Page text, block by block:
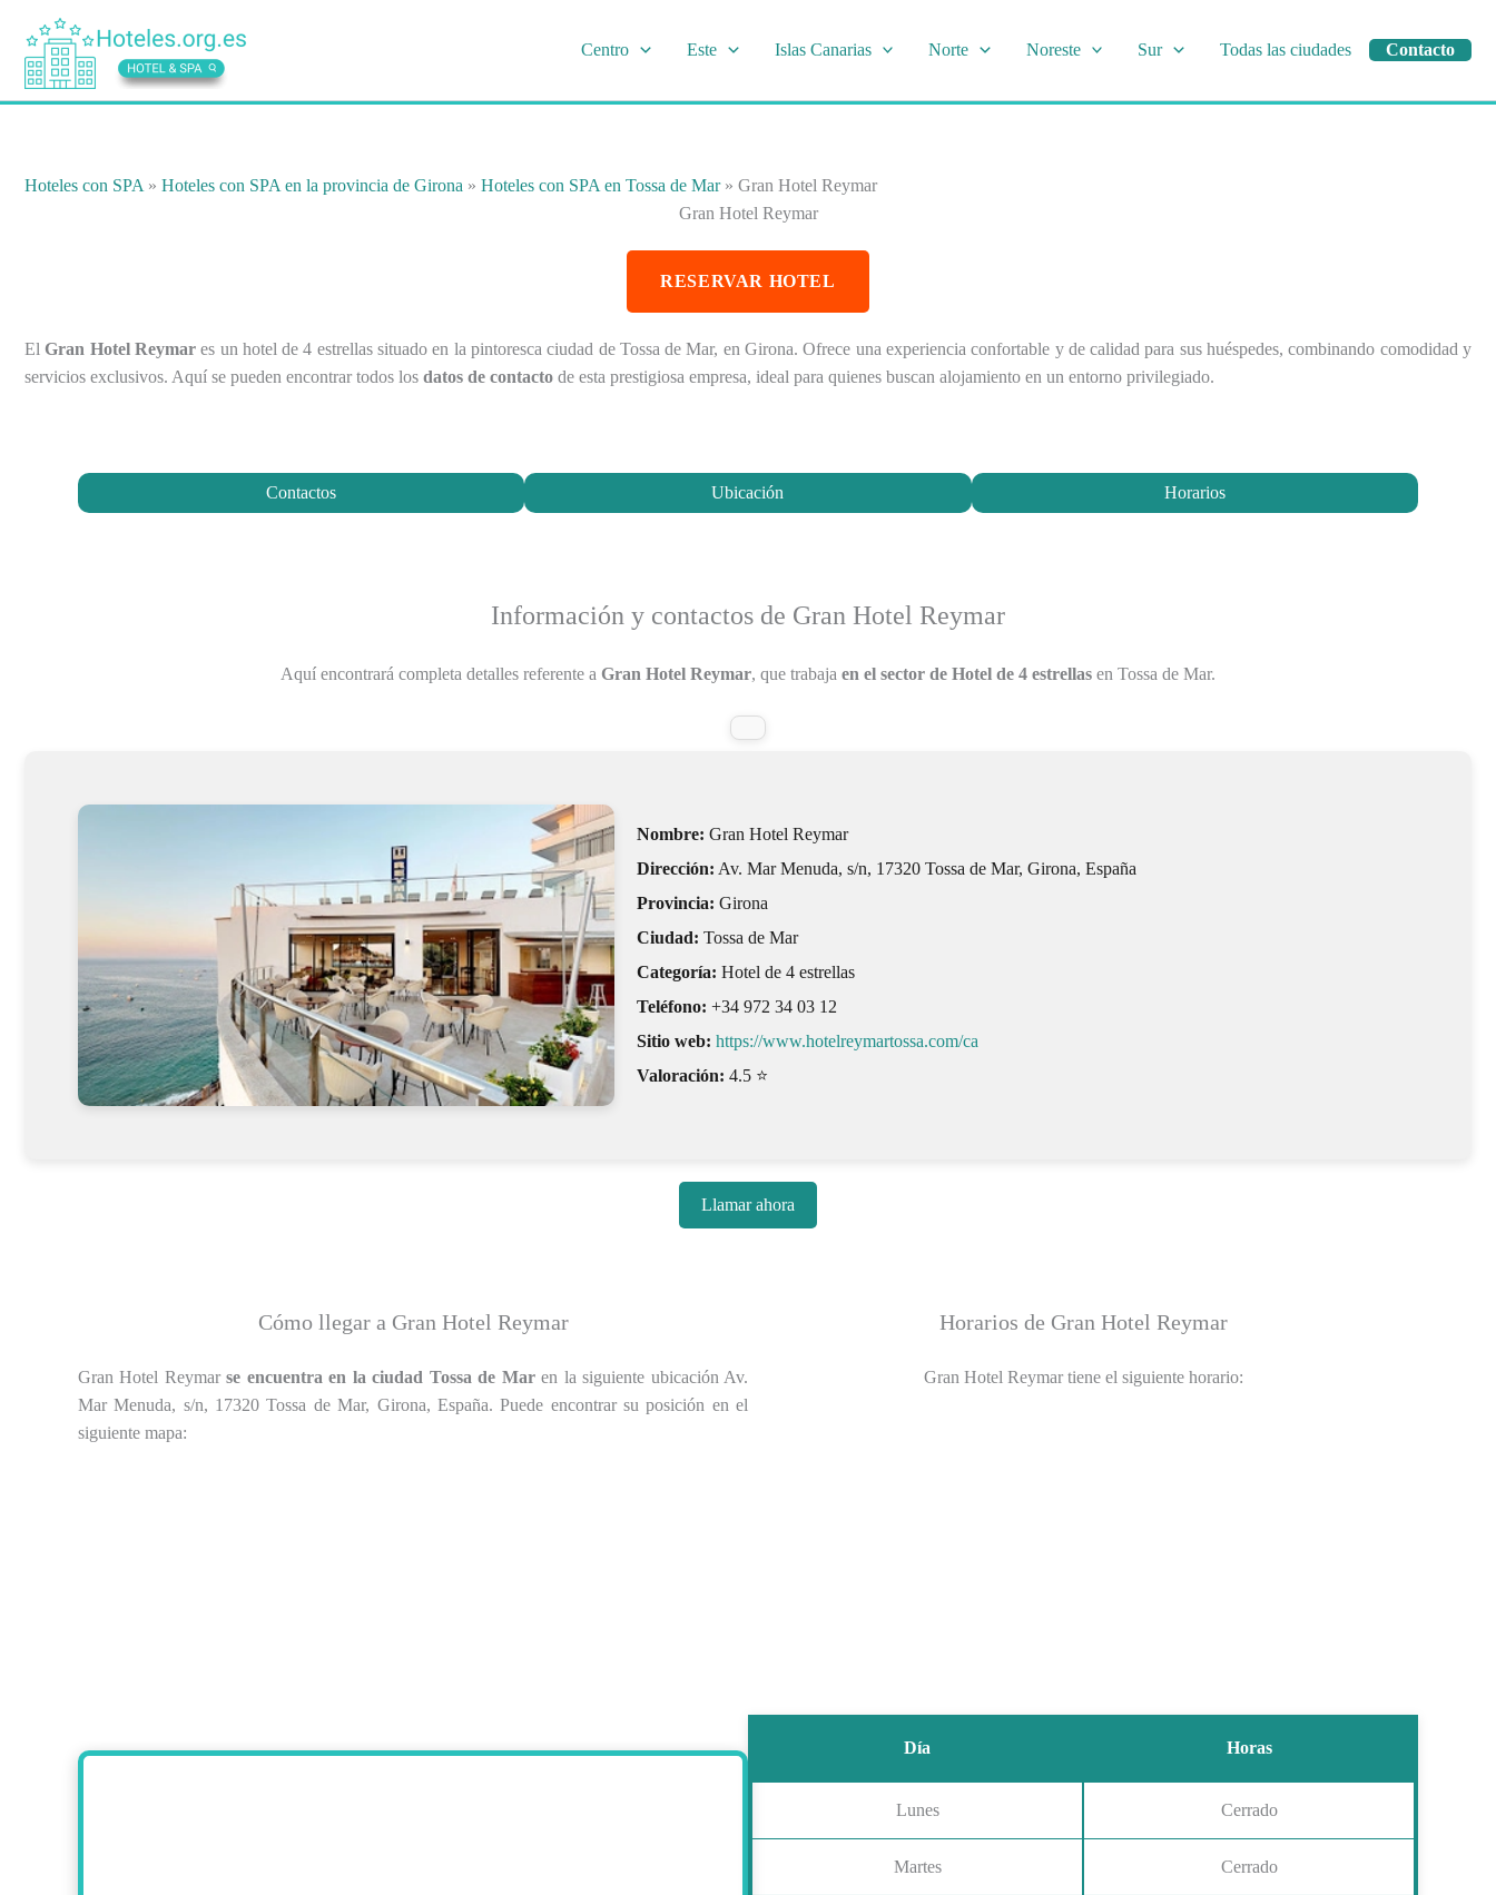
contenido
Centro Este Islas Canarias Norte Noreste Sur Todas las ciudades Contacto
Hoteles con SPA » Hoteles con SPA en la provincia de Girona » Hoteles con SPA en Tossa de Mar» Gran Hotel Reymar
Gran Hotel Reymar
RESERVAR HOTEL
ElGran Hotel Reymares un hotel de 4 estrellas situado en la pintoresca ciudad de Tossa de Mar, en Girona. Ofrece una experiencia confortable y de calidad para sus huéspedes, combinando comodidad y
servicios exclusivos. Aquí se pueden encontrar todos los datos de contacto de esta prestigiosa empresa, ideal para quienes buscan alojamiento en un entorno privilegiado.
Contactos Ubicación Horarios
Información y contactos de Gran Hotel Reymar
Aquí encontrará completa detalles referente a Gran Hotel Reymar, que trabaja en el sector de Hotel de 4 estrellas en Tossa de Mar.
Nombre: Gran Hotel Reymar
Dirección: Av. Mar Menuda, s/n, 17320 Tossa de Mar, Girona, España
Provincia: Girona
Ciudad: Tossa de Mar
Categoría: Hotel de 4 estrellas
Teléfono: +34 972 34 03 12
Sitio web: https://www.hotelreymartossa.com/ca
Valoración: 4.5 ⭐
Llamar ahora
Cómo llegar a Gran Hotel Reymar
Gran Hotel Reymarse encuentra en la ciudad Tossa de Maren la siguiente ubicación Av.
Mar Menuda, s/n, 17320 Tossa de Mar, Girona, España. Puede encontrar su posición en el
siguiente mapa:
Horarios de Gran Hotel Reymar
Gran Hotel Reymar tiene el siguiente horario:
Día Horas
Lunes Cerrado
Martes Cerrado